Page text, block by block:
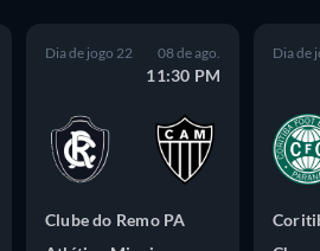
RS
Dia de jogo 22 08 de ago.
11:30 PM
Clube do Remo PA
Dia de